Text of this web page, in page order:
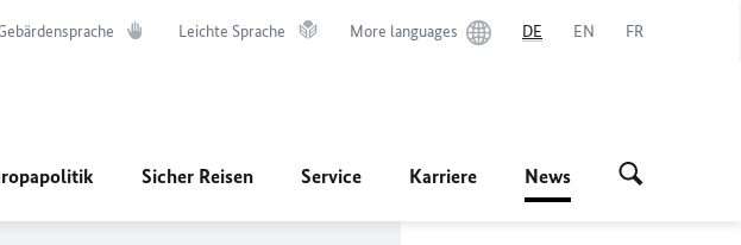
Leichte Sprache More languages DE EN FR
Sicher Reisen Service Karriere News